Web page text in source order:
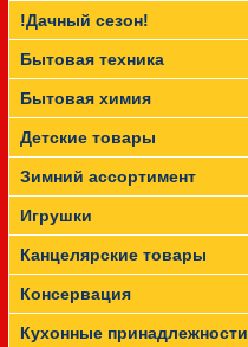
!Дачный сезон!
Бытовая техника
Бытовая химия
Детские товары
Зимний ассортимент
Игрушки
Канцелярские товары
Консервация
Кухонные принадлежности